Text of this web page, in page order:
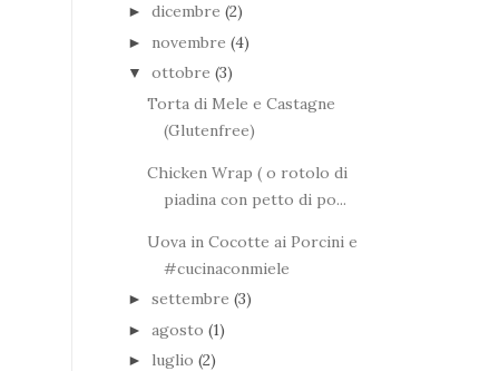
► dicembre (2)
► novembre (4)
▼ ottobre (3)
Torta di Mele e Castagne
(Glutenfree)
Chicken Wrap ( o rotolo di
piadina con petto di po...
Uova in Cocotte ai Porcini e
#cucinaconmiele
► settembre (3)
► agosto (1)
► luglio (2)